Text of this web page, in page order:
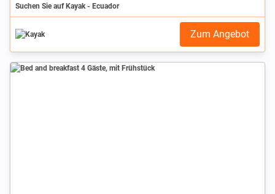
Suchen Sie auf Kayak - Ecuador
Zum Angebot